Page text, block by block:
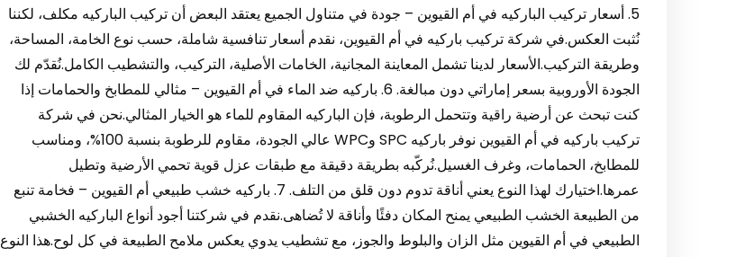
5. أسعار تركيب الباركيه في أم القيوين – جودة في متناول الجميع يعتقد البعض أن تركيب الباركيه مكلف، لكننا
نُثبت العكس.في شركة تركيب باركيه في أم القيوين، نقدم أسعار تنافسية شاملة، حسب نوع الخامة، المساحة،
وطريقة التركيب.الأسعار لدينا تشمل المعاينة المجانية، الخامات الأصلية، التركيب، والتشطيب الكامل.نُقدّم لك
الجودة الأوروبية بسعر إماراتي دون مبالغة. 6. باركيه ضد الماء في أم القيوين – مثالي للمطابخ والحمامات إذا
كنت تبحث عن أرضية راقية وتتحمل الرطوبة، فإن الباركيه المقاوم للماء هو الخيار المثالي.نحن في شركة
تركيب باركيه في أم القيوين نوفر باركيه SPC وWPC عالي الجودة، مقاوم للرطوبة بنسبة 100%، ومناسب
للمطابخ، الحمامات، وغرف الغسيل.نُركّبه بطريقة دقيقة مع طبقات عزل قوية تحمي الأرضية وتطيل
عمرها.اختيارك لهذا النوع يعني أناقة تدوم دون قلق من التلف. 7. باركيه خشب طبيعي أم القيوين – فخامة تنبع
من الطبيعة الخشب الطبيعي يمنح المكان دفئًا وأناقة لا تُضاهى.نقدم في شركتنا أجود أنواع الباركيه الخشبي
الطبيعي في أم القيوين مثل الزان والبلوط والجوز، مع تشطيب يدوي يعكس ملامح الطبيعة في كل لوح.هذا النوع